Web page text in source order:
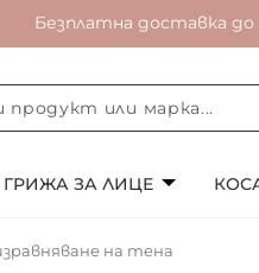
Безплатна доставка до
ГРИЖА ЗА ЛИЦЕ
на тена